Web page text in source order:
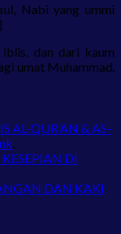
Nabi yang ummi
dan dari kaum
umat Muhammad.
AL-QUR’AN & AS-
.
DI
DAN KAKI